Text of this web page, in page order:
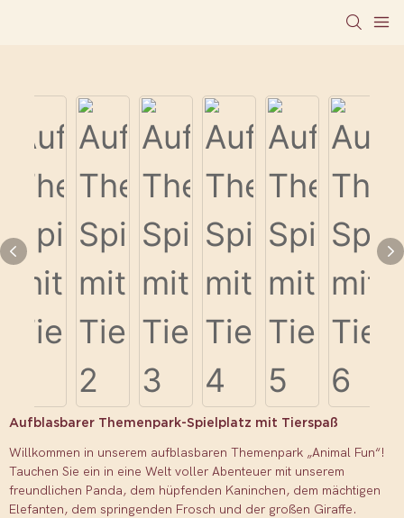
Aufblasbarer Themenpark-Spielplatz mit Tierspaß
Willkommen in unserem aufblasbaren Themenpark „Animal Fun“!
Tauchen Sie ein in eine Welt voller Abenteuer mit unserem
freundlichen Panda, dem hüpfenden Kaninchen, dem mächtigen
Elefanten, dem springenden Frosch und der großen Giraffe.